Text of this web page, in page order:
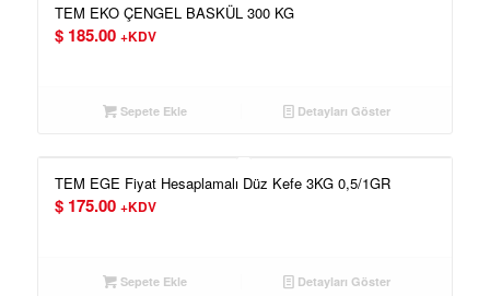
TEM EKO ÇENGEL BASKÜL 300 KG
$185.00 +KDV
Sepete Ekle Detayları Göster
TEM EGE Fiyat Hesaplamalı Düz Kefe 3KG 0,5/1GR
$175.00 +KDV
Sepete Ekle Detayları Göster